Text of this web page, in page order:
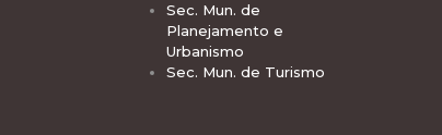
Sec. Mun. de
Planejamento e
Urbanismo
Sec. Mun. de Turismo